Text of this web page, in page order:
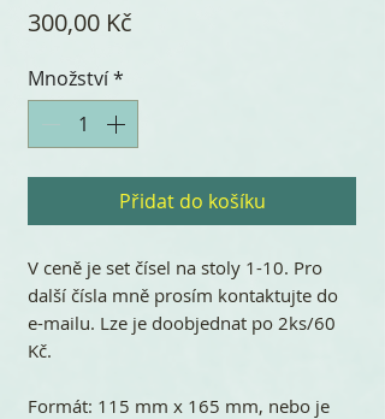
300,00 Kč
Množství*
Přidat do košíku
V ceně je set čísel na stoly 1-10. Pro
další čísla mně prosím kontaktujte do
e-mailu. Lze je doobjednat po 2ks/60
Kč.
Formát: 115 mm x 165 mm, nebo je